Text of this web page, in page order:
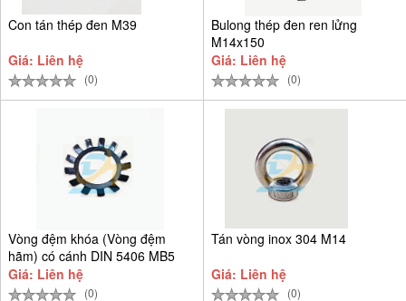
Con tán thép đen M39
Giá: Liên hệ
(0)
Bulong thép đen ren lửng
M14x150
Giá: Liên hệ
(0)
Vòng đệm khóa (Vòng đệm
hãm) có cánh DIN 5406 MB5
D25
Giá: Liên hệ
(0)
Tán vòng inox 304 M14
Giá: Liên hệ
(0)